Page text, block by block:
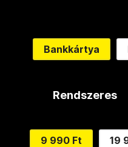
Bankkártya
Rendszeres
9 990 Ft 19